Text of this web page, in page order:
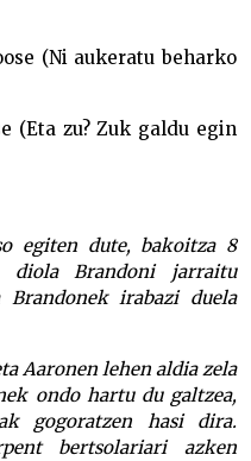
(Ni aukeratu beharko
(Eta zu? Zuk galdu egin
egiten dute, bakoitza 8
diola Brandoni jarraitu
irabazi duela
Aaronen lehen aldia zela
ondo hartu du galtzea,
gogoratzen hasi dira.
bertsolariari azken